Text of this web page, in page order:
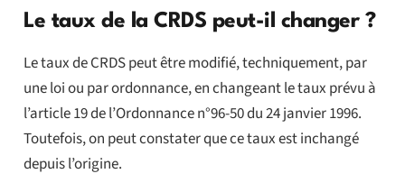
Le taux de la CRDS peut-il changer ?
Le taux de CRDS peut être modifié, techniquement, par
une loi ou par ordonnance, en changeant le taux prévu à
l’article 19 de l’Ordonnance n°96-50 du 24 janvier 1996.
Toutefois, on peut constater que ce taux est inchangé
depuis l’origine.